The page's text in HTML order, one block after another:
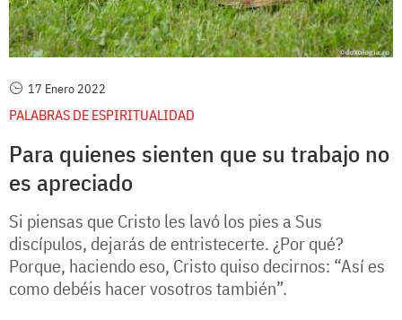
17 Enero 2022
PALABRAS DE ESPIRITUALIDAD
Para quienes sienten que su trabajo no
es apreciado
Si piensas que Cristo les lavó los pies a Sus
discípulos, dejarás de entristecerte. ¿Por qué?
Porque, haciendo eso, Cristo quiso decirnos: “Así es
como debéis hacer vosotros también”.